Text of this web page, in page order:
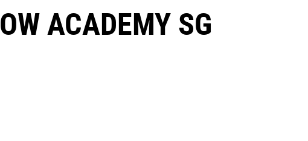
ACADEMY SG